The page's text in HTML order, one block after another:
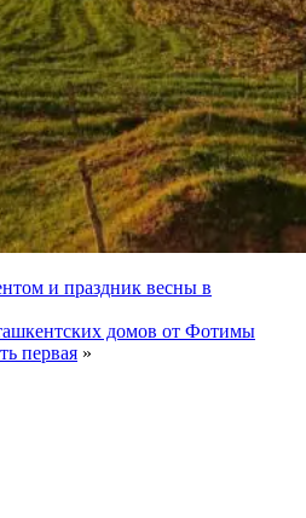
и праздник весны в
домов от Фотимы
первая »